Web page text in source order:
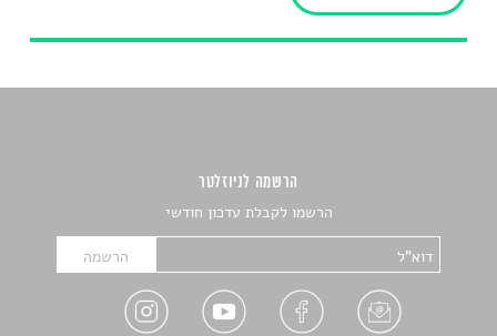
הרשמה לניוזלטר
הרשמו לקבלת עדכון חודשי